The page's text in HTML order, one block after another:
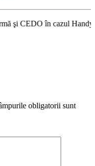
cazul Handyside vs.
obligatorii sunt